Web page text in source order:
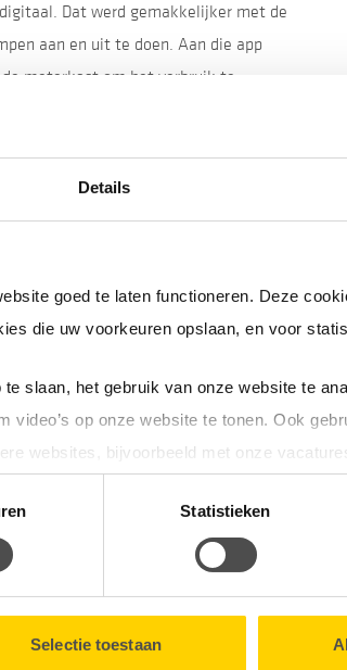
Details
goed te laten functioneren. Deze
die uw voorkeuren opslaan, en voor
slaan, het gebruik van onze website te
video’s op onze website te tonen. Ook
websites, bijvoorbeeld met onze
wij, samen met onze partners,
via deCookieverklaringonderaan onze
Statistieken
Selectie toestaan
Dat werd gemakkelijker met de
aan en uit te doen. Aan die app
meterkast om het verbruik te
app gaat dat veel gemakkelijker.
we uit het stopcontact om
En binnenkort wordt het dubbelglas
Een vrachtwagen die door de
goede vriend van ons heeft nu ook
energie opwekken. Mijn advies
aardappelen zijn sneller gaar en je
we gewoon gebruiken op onze
energie terugverdient. Het moet